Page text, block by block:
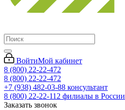
ВойтиМой кабинет
8 (800) 22-22-472
8 (800) 22-22-472
+7 (938) 482-03-88 консультант
8 (800) 22-22-112 филиалы в России
Заказать звонок